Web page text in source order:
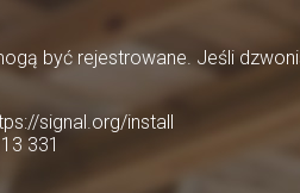
być rejestrowane. Jeśli
signal.org/install
331